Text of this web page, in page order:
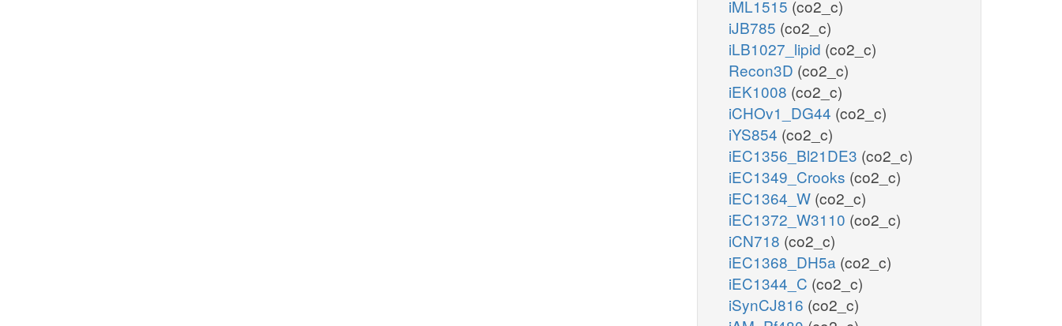
iML1515 (co2_c)
iJB785 (co2_c)
iLB1027_lipid (co2_c)
Recon3D (co2_c)
iEK1008 (co2_c)
iCHOv1_DG44 (co2_c)
iYS854 (co2_c)
iEC1356_Bl21DE3 (co2_c)
iEC1349_Crooks (co2_c)
iEC1364_W (co2_c)
iEC1372_W3110 (co2_c)
iCN718 (co2_c)
iEC1368_DH5a (co2_c)
iEC1344_C (co2_c)
iSynCJ816 (co2_c)